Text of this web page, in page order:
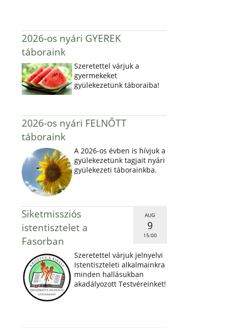
2026-os nyári GYEREK
táboraink
Szeretettel várjuk a
gyermekeket
gyülekezetünk táboraiba!
2026-os nyári FELNŐTT
táboraink
A 2026-os évben is hívjuk a
gyülekezetünk tagjait nyári
gyülekezeti táborainkba.
AUG
9
15:00
Siketmissziós
istentisztelet a
Fasorban
Szeretettel várjuk jelnyelvi
Istentiszteleti alkalmainkra
minden hallásukban
akadályozott Testvéreinket!